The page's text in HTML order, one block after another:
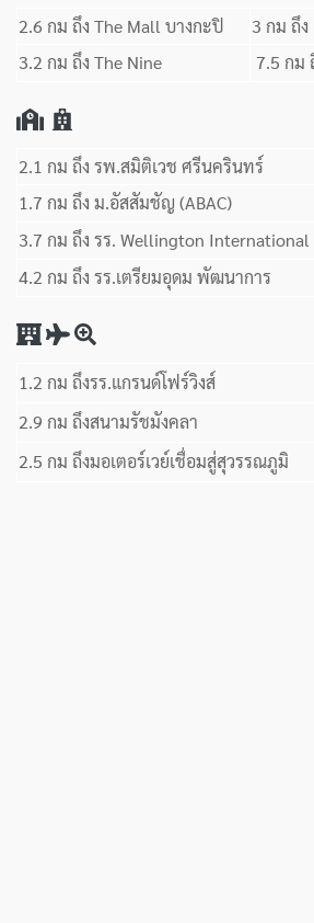
2.6 กม ถึง The Mall บางกะปิ
3 กม ถึ
3.2 กม ถึง The Nine
7.5 กม
2.1 กม ถึง รพ.สมิติเวช ศรีนครินทร์
1.7 กม ถึง ม.อัสสัมชัญ (ABAC)
3.7 กม ถึง รร. Wellington International
4.2 กม ถึง รร.เตรียมอุดม พัฒนาการ
1.2 กม ถึงรร.แกรนด์โฟร์วิงส์
2.9 กม ถึงสนามรัชมังคลา
2.5 กม ถึงมอเตอร์เวย์เชื่อมสู่สุวรรณภูมิ